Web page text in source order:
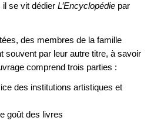
il se vit dédier L’Encyclopédie par
des membres de la famille
souvent par leur autre titre, à savoir
comprend trois parties :
des institutions artistiques et
goût des livres